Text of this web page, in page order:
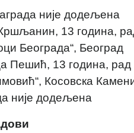
није додељена
13 година,
Београда“, Београд
Пешић, 13 година, рад
Косовска
није додељена